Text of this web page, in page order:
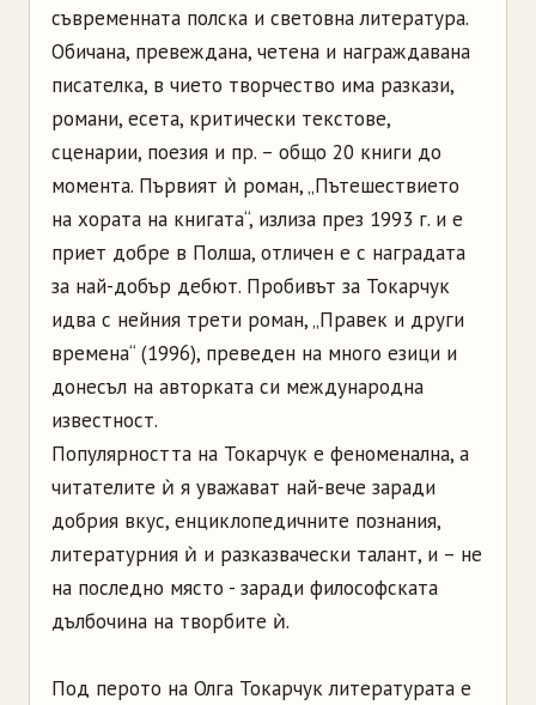
съвременната полска и световна литература.
Обичана, превеждана, четена и награждавана
писателка, в чието творчество има разкази,
романи, есета, критически текстове,
сценарии, поезия и пр. – общо 20 книги до
момента. Първият ѝ роман, „Пътешествието
на хората на книгата“, излиза през 1993 г. и е
приет добре в Полша, отличен е с наградата
за най-добър дебют. Пробивът за Токарчук
идва с нейния трети роман, „Правек и други
времена“ (1996), преведен на много езици и
донесъл на авторката си международна
известност.
Популярността на Токарчук е феноменална, а
читателите ѝ я уважават най-вече заради
добрия вкус, енциклопедичните познания,
литературния ѝ и разказвачески талант, и – не
на последно място - заради философската
дълбочина на творбите ѝ.
Под перото на Олга Токарчук литературата е